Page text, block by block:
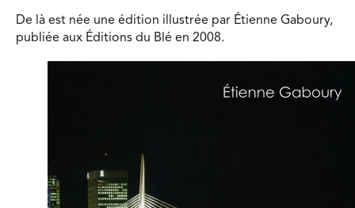
De là est née une édition illustrée par Étienne Gaboury,
publiée aux Éditions du Blé en 2008.